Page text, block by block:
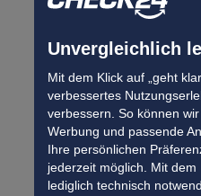
Unvergleichlich
Mit dem Klick auf „geht
verbessertes
verbessern. So können
Werbung und passende
Ihre persönlichen
jederzeit möglich. Mit dem
lediglich technisch